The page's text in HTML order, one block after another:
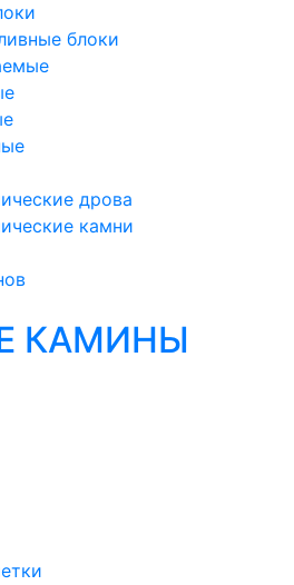
блоки
дрова
камни
КАМИНЫ